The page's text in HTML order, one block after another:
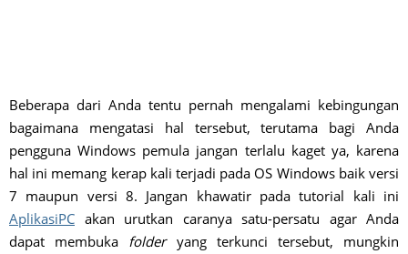
Beberapa dari Anda tentu pernah mengalami kebingungan
bagaimana mengatasi hal tersebut, terutama bagi Anda
pengguna Windows pemula jangan terlalu kaget ya, karena
hal ini memang kerap kali terjadi pada OS Windows baik versi
7 maupun versi 8. Jangan khawatir pada tutorial kali ini
AplikasiPC akan urutkan caranya satu-persatu agar Anda
dapat membuka folderyang terkunci tersebut, mungkin